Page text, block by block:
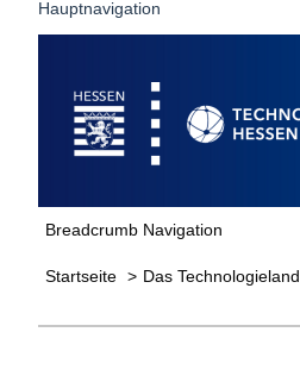
Hauptnavigation
Startseite
Breadcrumb Navigation
Startseite Das Technologieland